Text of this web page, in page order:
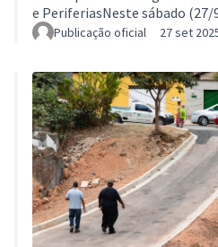
e PeriferiasNeste sábado
entrega da revitalização do
acessibilidade e dignidade. A
uma realidade
que priorizam a qualidade de
precisa.Iniciadas em jun…
Publicação oficial 27 set